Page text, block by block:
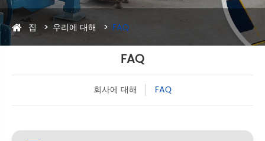
집 우리에 대해 FAQ
FAQ
회사에 대해 FAQ